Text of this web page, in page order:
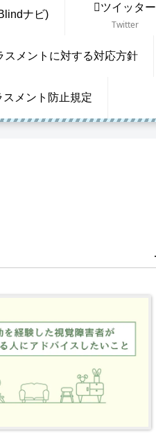
ナビ)
ツイッター
Twitter
スメントに対する対応方針
スメント防止規定